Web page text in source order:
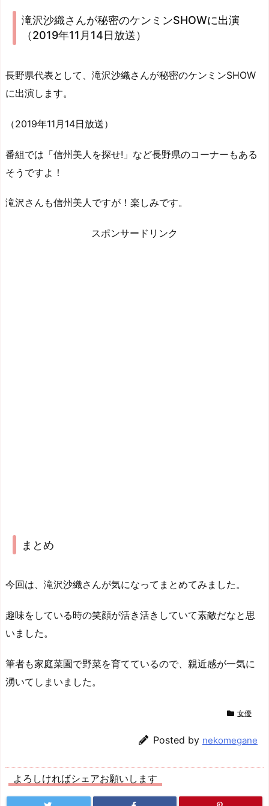
滝沢沙織さんが秘密のケンミンSHOWに出演
（2019年11月14日放送）
長野県代表として、滝沢沙織さんが秘密のケンミンSHOW
に出演します。
（2019年11月14日放送）
番組では「信州美人を探せ!」など長野県のコーナーもある
そうですよ！
滝沢さんも信州美人ですが！楽しみです。
スポンサードリンク
まとめ
今回は、滝沢沙織さんが気になってまとめてみました。
趣味をしている時の笑顔が活き活きしていて素敵だなと思
いました。
筆者も家庭菜園で野菜を育てているので、親近感が一気に
湧いてしまいました。
女優
Posted by nekomegane
よろしければシェアお願いします